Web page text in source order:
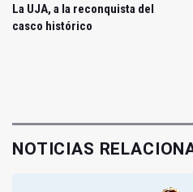
La UJA, a la reconquista del
casco histórico
NOTICIAS